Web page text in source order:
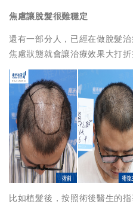
焦慮讓脫髮很難穩定
還有一部分人，已經在做脫髮
焦慮狀態就會讓治療效果大打折
比如植髮後，按照術後醫生的